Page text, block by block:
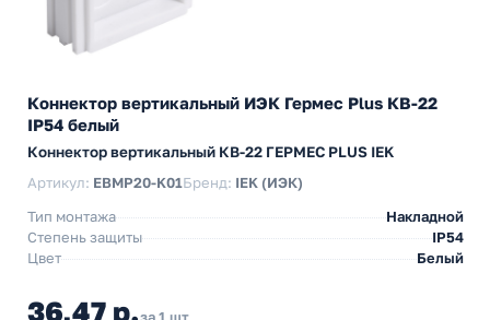
Коннектор вертикальный ИЭК Гермес Plus КВ-22
IP54 белый
Коннектор вертикальный КВ-22 ГЕРМЕС PLUS IEK
Артикул: EBMP20-K01Бренд: IEK (ИЭК)
Тип монтажа
Накладной
Степень защиты
IP54
Цвет
Белый
36,47 р.